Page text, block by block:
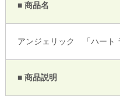
■ 商品名
アンジェリック 「ハート
■ 商品説明